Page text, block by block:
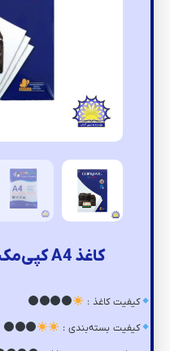
کاغذ A4 کپی‌مکس زنجان
کیفیت کاغذ :
کیفیت بسته‌بندی :